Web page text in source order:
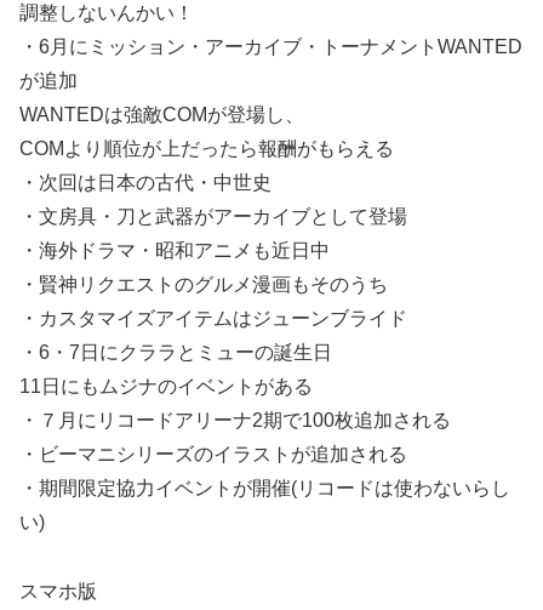
調整しないんかい！
・6月にミッション・アーカイブ・トーナメントWANTED
が追加
WANTEDは強敵COMが登場し、
COMより順位が上だったら報酬がもらえる
・次回は日本の古代・中世史
・文房具・刀と武器がアーカイブとして登場
・海外ドラマ・昭和アニメも近日中
・賢神リクエストのグルメ漫画もそのうち
・カスタマイズアイテムはジューンブライド
・6・7日にクララとミューの誕生日
11日にもムジナのイベントがある
・７月にリコードアリーナ2期で100枚追加される
・ビーマニシリーズのイラストが追加される
・期間限定協力イベントが開催(リコードは使わないらし
い)
スマホ版